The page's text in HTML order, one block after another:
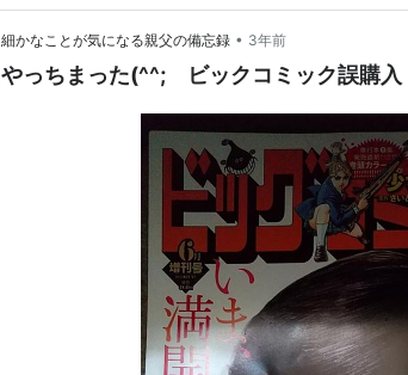
細かなことが気になる親父の備忘録 • 3年前
やっちまった(^^; ビックコミック誤購入